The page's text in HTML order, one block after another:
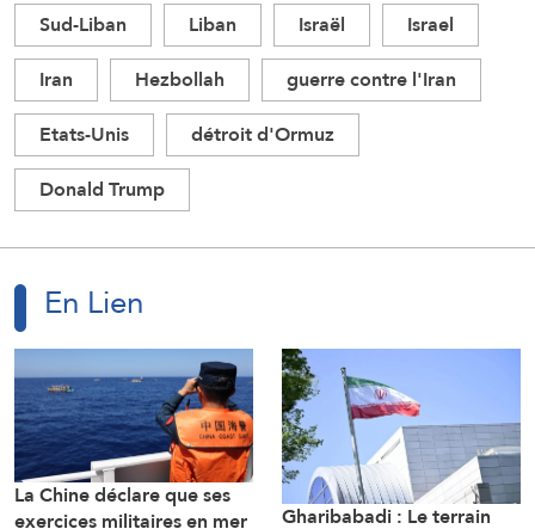
Sud-Liban Liban Israël
Israel
Iran
Hezbollah
guerre contre l'Iran
Etats-Unis
détroit d'Ormuz
Donald Trump
En Lien
La Chine déclare que ses
exercices militaires en mer Gharibabadi : Le terrain